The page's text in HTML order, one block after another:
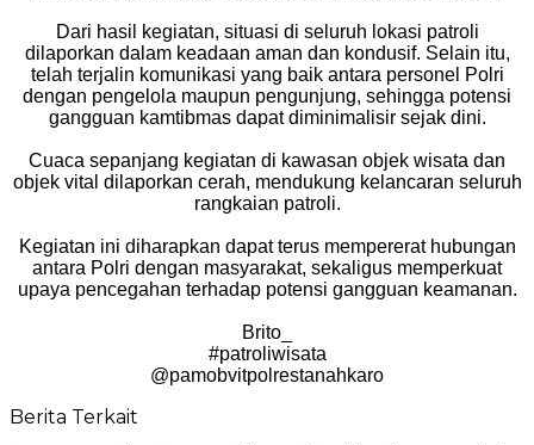
Dari hasil kegiatan, situasi di seluruh lokasi patroli
dilaporkan dalam keadaan aman dan kondusif. Selain itu,
telah terjalin komunikasi yang baik antara personel Polri
dengan pengelola maupun pengunjung, sehingga potensi
gangguan kamtibmas dapat diminimalisir sejak dini.
Cuaca sepanjang kegiatan di kawasan objek wisata dan
objek vital dilaporkan cerah, mendukung kelancaran seluruh
rangkaian patroli.
Kegiatan ini diharapkan dapat terus mempererat hubungan
antara Polri dengan masyarakat, sekaligus memperkuat
upaya pencegahan terhadap potensi gangguan keamanan.
Brito_
#patroliwisata
@pamobvitpolrestanahkaro
Berita Terkait